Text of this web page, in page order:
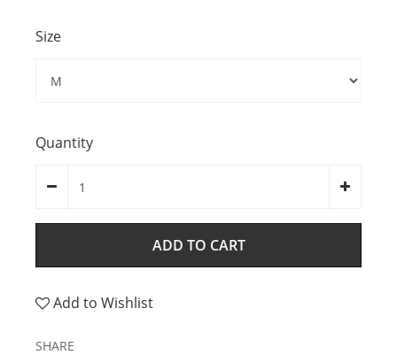
Size
Quantity
ADD TO CART
Add to Wishlist
SHARE